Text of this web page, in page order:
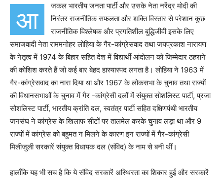
आ
जकल भारतीय जनता पार्टी और उसके नेता नरेंद्र मोदी की
निरंतर राजनीतिक सफलता और शक्ति विस्तार से परेशान कुछ
राजनीतिक विश्लेषक और प्रगतिशील बुद्धिजीवी इसके लिए
समाजवादी नेता राममनोहर लोहिया के गैर-कांग्रेसवाद तथा जयप्रकाश नारायण
के नेतृत्व में 1974 के बिहार सहित देश में विद्यार्थी आंदोलन को जिम्मेदार ठहराने
की कोशिश करते हैं जो कई बार बेहद हास्यास्पद लगता है। लोहिया ने 1963 में
गैर-कांग्रेसवाद का नारा दिया था और 1967 के लोकसभा के चुनाव तथा राज्यों
की विधानसभाओं के चुनाव में गैर -कांग्रेसी दलों में संयुक्त सोशलिस्ट पार्टी, प्रजा
सोशलिस्ट पार्टी, भारतीय क्रांति दल, स्वतंत्र पार्टी सहित दक्षिणपंथी भारतीय
जनसंघ ने कांग्रेस के खिलाफ सीटों पर तालमेल करके चुनाव लड़ा था और 9
राज्यों में कांग्रेस को बहुमत न मिलने के कारण इन राज्यों में गैर-कांग्रेसी
मिलीजुली सरकारें संयुक्त विधायक दल (संविद) के नाम से बनी थीं।
हालाँकि यह भी सच है कि ये संविद सरकारें अस्थिरता का शिकार हुईं और सरकारें